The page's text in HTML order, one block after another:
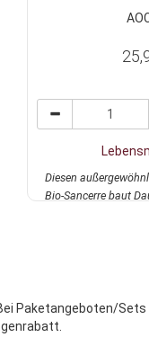
Diesen
Bio-Sancerre baut
Paketangeboten/